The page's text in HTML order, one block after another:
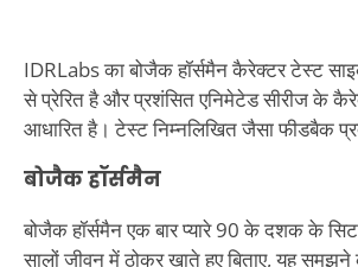
IDRLabs का बोजैक हॉर्समैन कैरेक्टर टेस्ट
से प्रेरित है और प्रशंसित एनिमेटेड सीरीज के
आधारित है। टेस्ट निम्नलिखित जैसा फीडबैक
बोजैक हॉर्समैन
बोजैक हॉर्समैन एक बार प्यारे 90 के दशक के
सालों जीवन में ठोकर खाते हुए बिताए, यह